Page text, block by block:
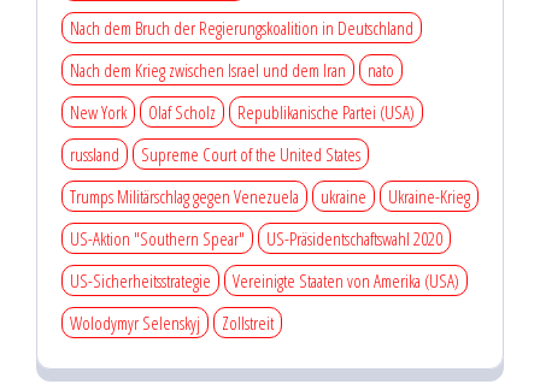
Nach dem Bruch der Regierungskoalition in Deutschland
Nach dem Krieg zwischen Israel und dem Iran
nato
New York
Olaf Scholz
Republikanische Partei (USA)
russland
Supreme Court of the United States
Trumps Militärschlag gegen Venezuela
ukraine
Ukraine-Krieg
US-Aktion "Southern Spear"
US-Präsidentschaftswahl 2020
US-Sicherheitsstrategie
Vereinigte Staaten von Amerika (USA)
Wolodymyr Selenskyj
Zollstreit